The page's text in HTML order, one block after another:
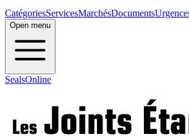
CatégoriesServicesMarchésDocuments
Open menu
SealsOnline